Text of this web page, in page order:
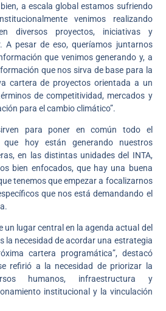
bien, a escala global estamos sufriendo
venimos realizando
diversos proyectos, iniciativas y
A pesar de eso, queríamos juntarnos
que venimos generando y, a
que nos sirva de base para la
cartera de proyectos orientada a un
de competitividad, mercados y
para el cambio climático”.
para poner en común todo el
que hoy están generando nuestros
en las distintas unidades del INTA,
bien enfocados, que hay una buena
tenemos que empezar a focalizarnos
que nos está demandando el
un lugar central en la agenda actual del
la necesidad de acordar una estrategia
cartera programática”, destacó
refirió a la necesidad de priorizar la
humanos, infraestructura y
institucional y la vinculación